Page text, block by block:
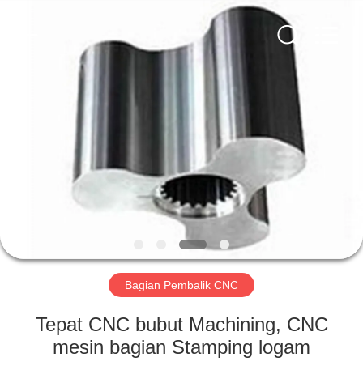
RUMAH
PRODUK
VIDEO
TENTANG
KAMI
TUR
PABRIK
Bagian Pembalik CNC
Tepat CNC bubut Machining, CNC
mesin bagian Stamping logam